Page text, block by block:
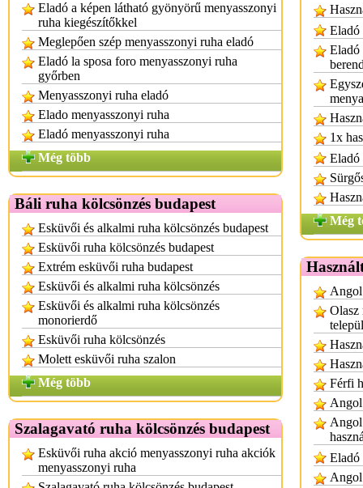
Eladó a képen látható gyönyörű menyasszonyi
ruha kiegészítőkkel
Meglepően szép menyasszonyi ruha eladó
Eladó la sposa foro menyasszonyi ruha
győrben
Menyasszonyi ruha eladó
Elado menyasszonyi ruha
Eladó menyasszonyi ruha
Még több
Báli ruha kölcsönzés budapest
Esküvői és alkalmi ruha kölcsönzés budapest
Esküvői ruha kölcsönzés budapest
Extrém esküvői ruha budapest
Esküvői és alkalmi ruha kölcsönzés
Esküvői és alkalmi ruha kölcsönzés
monorierdő
Esküvői ruha kölcsönzés
Molett esküvői ruha szalon
Még több
Szalagavató ruha kölcsönzés budapest
Esküvői ruha akció menyasszonyi ruha akciók
menyasszonyi ruha
Eladó
Eladó
1x
Eladó
Még
Angol
Olasz
Férfi
Angol
Angol
Eladó
Angol